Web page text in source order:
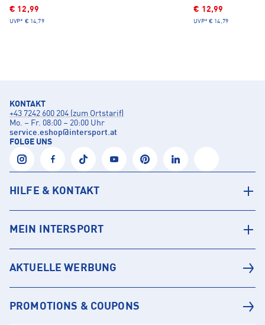
€ 12,99
UVP* € 14,79
€ 12,99
UVP* € 14,79
KONTAKT
+43 7242 600 204 (zum Ortstarif)
Mo. – Fr. 08:00 – 20:00 Uhr
service.eshop@intersport.at
FOLGE UNS
HILFE & KONTAKT
MEIN INTERSPORT
AKTUELLE WERBUNG
PROMOTIONS & COUPONS